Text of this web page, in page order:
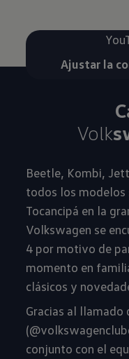
Ajustar la
Volk
Beetle, Kombi,
todos los
Tocancipá en la
Volkswagen se
4 por motivo de
momento en
clásicos y
Gracias al llamado
conjunto con el